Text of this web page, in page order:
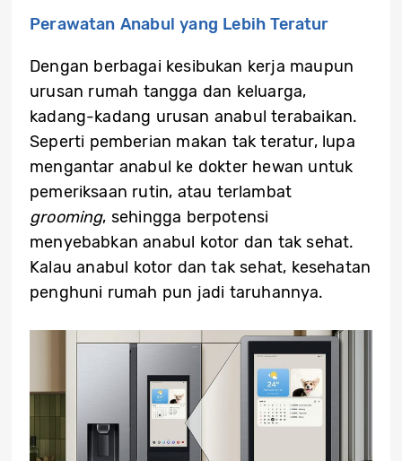
Perawatan Anabul yang Lebih Teratur
Dengan berbagai kesibukan kerja maupun
urusan rumah tangga dan keluarga,
kadang-kadang urusan anabul terabaikan.
Seperti pemberian makan tak teratur, lupa
mengantar anabul ke dokter hewan untuk
pemeriksaan rutin, atau terlambat
grooming, sehingga berpotensi
menyebabkan anabul kotor dan tak sehat.
Kalau anabul kotor dan tak sehat, kesehatan
penghuni rumah pun jadi taruhannya.